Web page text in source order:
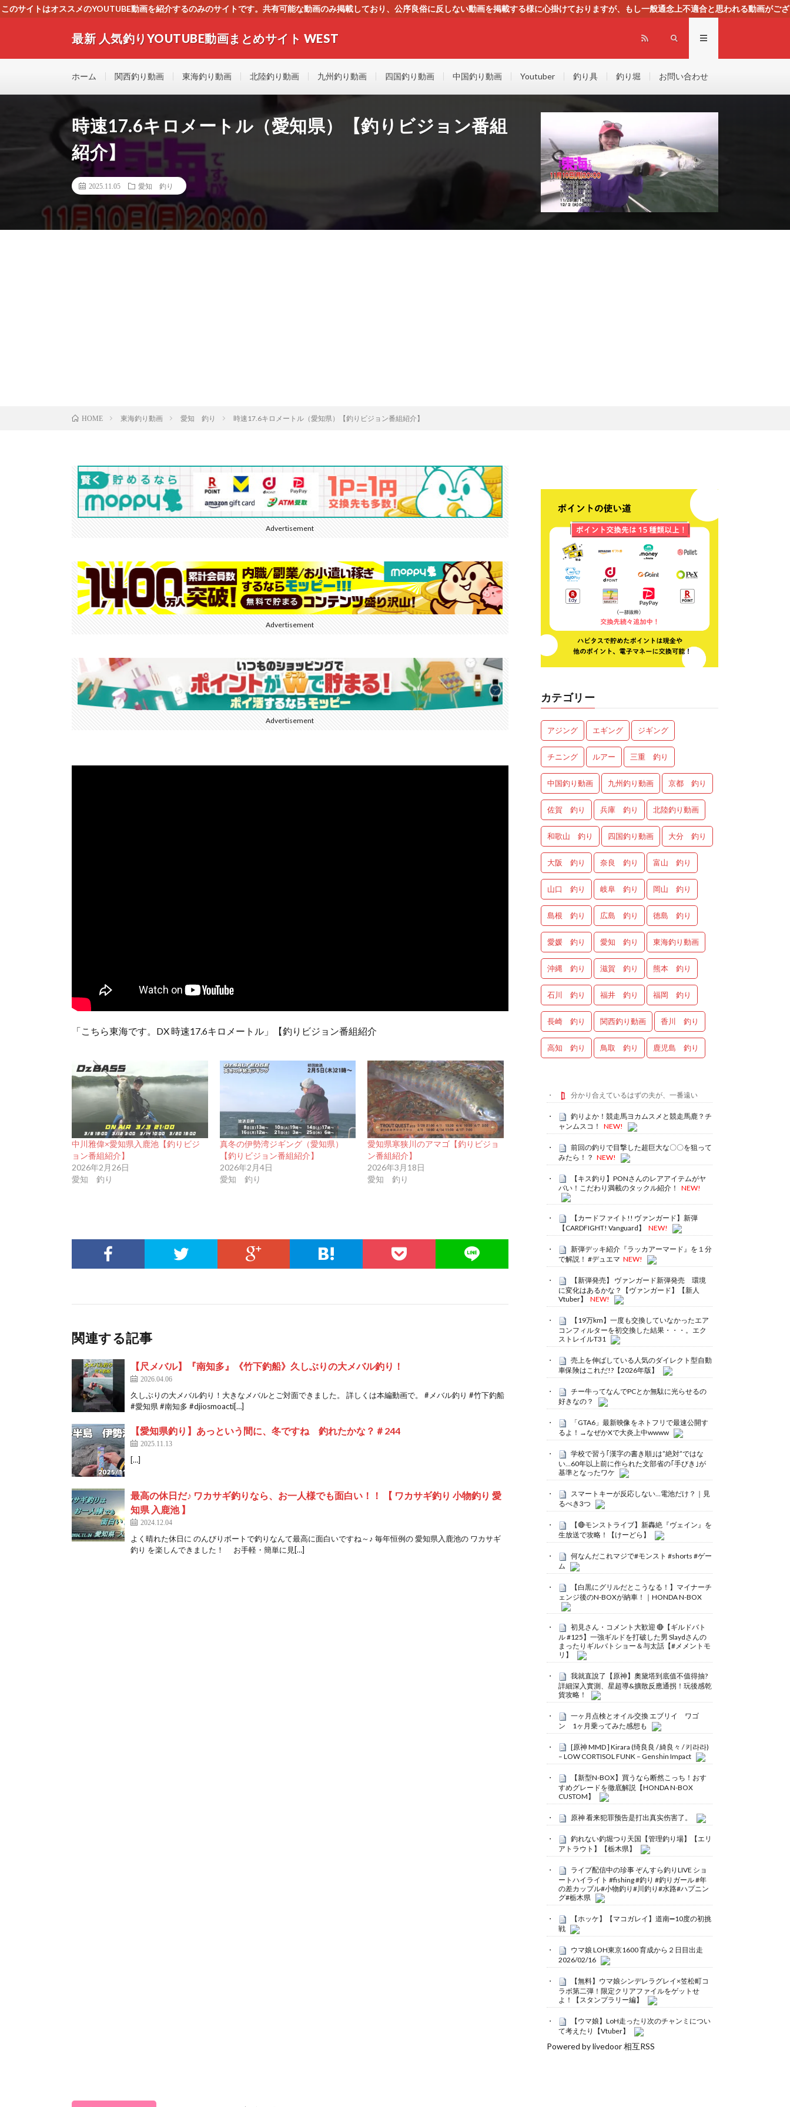
このサイトはオススメのYOUTUBE動画を紹介するのみのサイトです。共有可能な動画のみ掲載しており、公序良俗に反しない動画を掲載する様に心掛けておりますが、もし一般通念上不適合と思われる動画がござ
最新 人気釣りYOUTUBE動画まとめサイト WEST
す！！
ホーム 関西釣り動画 東海釣り動画 北陸釣り動画 九州釣り動画 四国釣り動画 中国釣り動画 Youtuber 釣り具 釣り堀 お問い合わせ
時速17.6キロメートル（愛知県）【釣りビジョン番組
紹介】
2025.11.05 愛知 釣り
HOME 東海釣り動画 愛知 釣り 時速17.6キロメートル（愛知県）【釣りビジョン番組紹介】
Advertisement
Advertisement
Advertisement
「こちら東海です。DX 時速17.6キロメートル」【釣りビジョン番組紹介
中川雅偉×愛知県入鹿池【釣りビジ
ョン番組紹介】
2026年2月26日
愛知 釣り
真冬の伊勢湾ジギング（愛知県）
【釣りビジョン番組紹介】
2026年2月4日
愛知 釣り
愛知県寒狭川のアマゴ【釣りビジョ
ン番組紹介】
2026年3月18日
愛知 釣り
関連する記事
【尺メバル】『南知多』《竹下釣船》久しぶりの大メバル釣り！
2026.04.06
久しぶりの大メバル釣り！大きなメバルとご対面できました。 詳しくは本編動画で。 #メバル釣り #竹下釣船
#愛知県 #南知多 #djiosmoacti[…]
【愛知県釣り】あっという間に、冬ですね 釣れたかな？＃244
2025.11.13
[…]
最高の休日だ♪ ワカサギ釣りなら、お一人様でも面白い！！ 【 ワカサギ釣り 小物釣り 愛
知県 入鹿池 】
2024.12.04
よく晴れた休日に のんびりボートで釣りなんて最高に面白いですね～♪ 毎年恒例の 愛知県入鹿池の ワカサギ
釣り を楽しんできました！ お手軽・簡単に見[…]
カテゴリー
アジング エギング ジギング
チニング ルアー 三重 釣り
中国釣り動画 九州釣り動画 京都 釣り
佐賀 釣り 兵庫 釣り 北陸釣り動画
和歌山 釣り 四国釣り動画 大分 釣り
大阪 釣り 奈良 釣り 富山 釣り
山口 釣り 岐阜 釣り 岡山 釣り
島根 釣り 広島 釣り 徳島 釣り
愛媛 釣り 愛知 釣り 東海釣り動画
沖縄 釣り 滋賀 釣り 熊本 釣り
石川 釣り 福井 釣り 福岡 釣り
長崎 釣り 関西釣り動画 香川 釣り
高知 釣り 鳥取 釣り 鹿児島 釣り
分かり合えているはずの夫が、一番遠い
釣りよか！競走馬ヨカムスメと競走馬鹿？チ
ャンムスコ！
NEW!
前回の釣りで目撃した超巨大な〇〇を狙って
みたら！？ NEW!
【キス釣り】PONさんのレアアイテムがヤ
バい！こだわり満載のタックル紹介！
NEW!
【カードファイト!! ヴァンガード】新弾
【CARDFIGHT! Vanguard】
NEW!
新弾デッキ紹介『ラッカアーマード』を１分
で解説！ #デュエマ NEW!
【新弾発売】 ヴァンガード新弾発売 環境
に変化はあるかな？【ヴァンガード】【新人
Vtuber】
NEW!
【19万km】一度も交換していなかったエア
コンフィルターを初交換した結果・・・。エク
ストレイルT31
売上を伸ばしている人気のダイレクト型自動
車保険はこれだ!?【2026年版】
チー牛ってなんでPCとか無駄に光らせるの
好きなの？
「GTA6」最新映像をネトフリで最速公開す
るよ！→なぜかXで大炎上中wwww
学校で習う｢漢字の書き順｣は”絶対”ではな
い…60年以上前に作られた文部省の｢手びき｣が
基準となったワケ
スマートキーが反応しない…電池だけ？｜見
るべき3つ
【🔴モンストライブ】新轟絶『ヴェイン』を
生放送で攻略！【けーどら】
何なんだこれマジで#モンスト #shorts #ゲー
ム
【白黒にグリルだとこうなる！】マイナーチ
ェンジ後のN-BOXが納車！｜HONDA N-BOX
初見さん・コメント大歓迎 🔴【ギルドバト
ル #125】一強ギルドを打破した男 Slaydさんの
まったりギルバトショー＆与太話【#メメントモ
リ】
我就直說了【原神】奧黛塔到底值不值得抽?
詳細深入實測、星超導&擴散反應通拐！玩後感乾
貨攻略！
一ヶ月点検とオイル交換 エブリイ ワゴ
ン 1ヶ月乗ってみた感想も
[原神 MMD ] Kirara (绮良良 / 綺良々 / 키라라)
– LOW CORTISOL FUNK – Genshin Impact
【新型N-BOX】買うなら断然こっち！おす
すめグレードを徹底解説【HONDA N-BOX
CUSTOM】
原神 看来犯罪预告是打出真实伤害了。
釣れない釣堀つり天国【管理釣り場】【エリ
アトラウト】【栃木県】
ライブ配信中の珍事 ぞんすら釣りLIVE ショ
ートハイライト #fishing #釣り #釣りガール #年
の差カップル#小物釣り#川釣り#水路#ハプニン
グ#栃木県
【ホッケ】【マコガレイ】道南➖10度の初挑
戦
ウマ娘 LOH東京1600 育成から２日目出走
2026/02/16
【無料】ウマ娘シンデレラグレイ×笠松町コ
ラボ第二弾！限定クリアファイルをゲットせ
よ！【スタンプラリー編】
【ウマ娘】LoH走ったり次のチャンミについ
て考えたり【Vtuber】
Powered by livedoor 相互RSS